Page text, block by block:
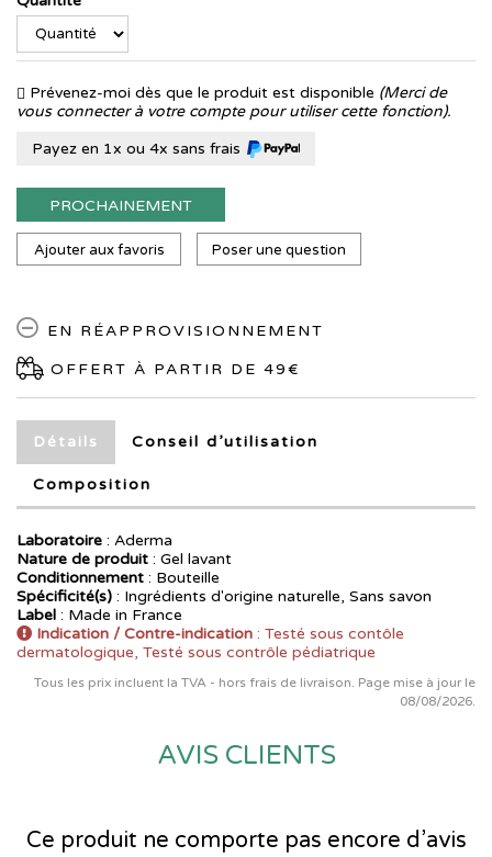
Prévenez-moi dès que le produit est disponible (Merci de
vous connecter à votre compte pour utiliser cette fonction).
Payez en 1x ou 4x sans frais
PROCHAINEMENT
Ajouter aux favoris Poser une question
EN RÉAPPROVISIONNEMENT
OFFERT À PARTIR DE 49€
Détails Conseil d’utilisation
Composition
Laboratoire : Aderma
Nature de produit : Gel lavant
Conditionnement : Bouteille
Spécificité(s) : Ingrédients d'origine naturelle, Sans savon
Label : Made in France
Indication / Contre-indication : Testé sous contôle
dermatologique, Testé sous contrôle pédiatrique
Tous les prix incluent la TVA - hors frais de livraison. Page mise à jour le
08/08/2026.
AVIS CLIENTS
Ce produit ne comporte pas encore d’avis